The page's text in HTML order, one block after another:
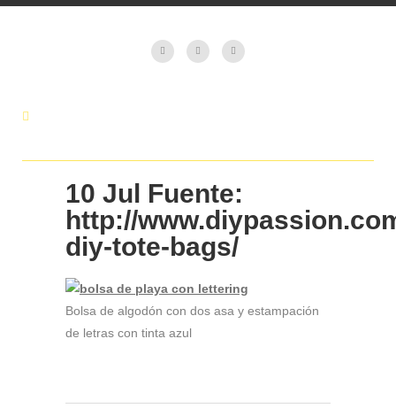
10 Jul Fuente:
http://
diy-tote-bags/
Bolsa de algodón con dos asa y estampación
de letras con tinta azul